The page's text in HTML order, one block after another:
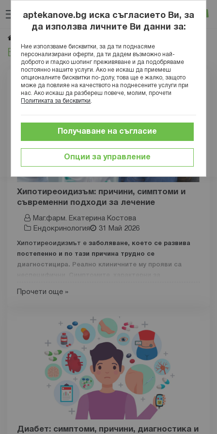
към
съдържанието
Вход
Ендокринология
Хипотиреоидизъм: причини, симптоми и
съвременни подходи за лечение
Маг.фарм. Екатерина Костова
Ендокринология
31 Май 2026
Хипотиреоидизмът е заболяване, което се развива
постепенно и по тази причина трудно се
диагностицира. Реално клиничните му прояви са
понякога се свързват с общо неразположение,
нарушени нормални нива на тиреоидни хормони,
които не показват клинични прояви на заболяването.
Какво представлява хипотиреоидизмът и какви
видове бива?
Хипотиреоидизмът е
хронично заболяване на
щитовидната жлеза, причинено от намалени нива на
специфични хормони.Състоянието обикновено се
развива постепенно в продължение на няколко
месеца или години, като симптомите се натрупват,
създавайки с времето типична клинична картина.
Прочети още »
Диабет: симптоми, причини, диагностика и
aptekanove.bg иска съгласието Ви, за
да използва личните Ви данни за:
Ние използваме бисквитки, за да ти поднасяме
персонализирани оферти, да ти дадем възможно най-
доброто и гладко шопинг преживяване и да подобряваме
постоянно нашите услуги. Ако не искаш да приемеш
опционалните бисквитки по-долу, това ще е жалко, защото
може да повлияе на качеството на поднесените услуги при
нас. Ако искаш да разбереш повече, молим, прочети
Политиката за бисквитки
Опции за управление
Получаване на съгласие